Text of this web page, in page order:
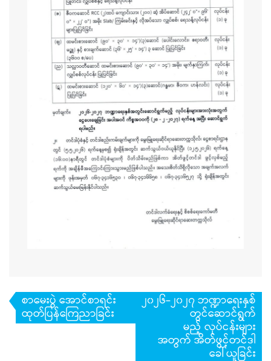
Post
navigation
စာမေးပွဲ အောင်စာရင်း
ထုတ်ပြန်ကြေညာခြင်း
၂၀၂၆-၂၀၂၇ ဘဏ္ဍာရေးနှစ်
တွင်ဆောင်ရွက်
မည့် လုပ်ငန်းများ
အတွက် အိတ်ဖွင့်တင်ဒါ
ခေါ်ယူခြင်း